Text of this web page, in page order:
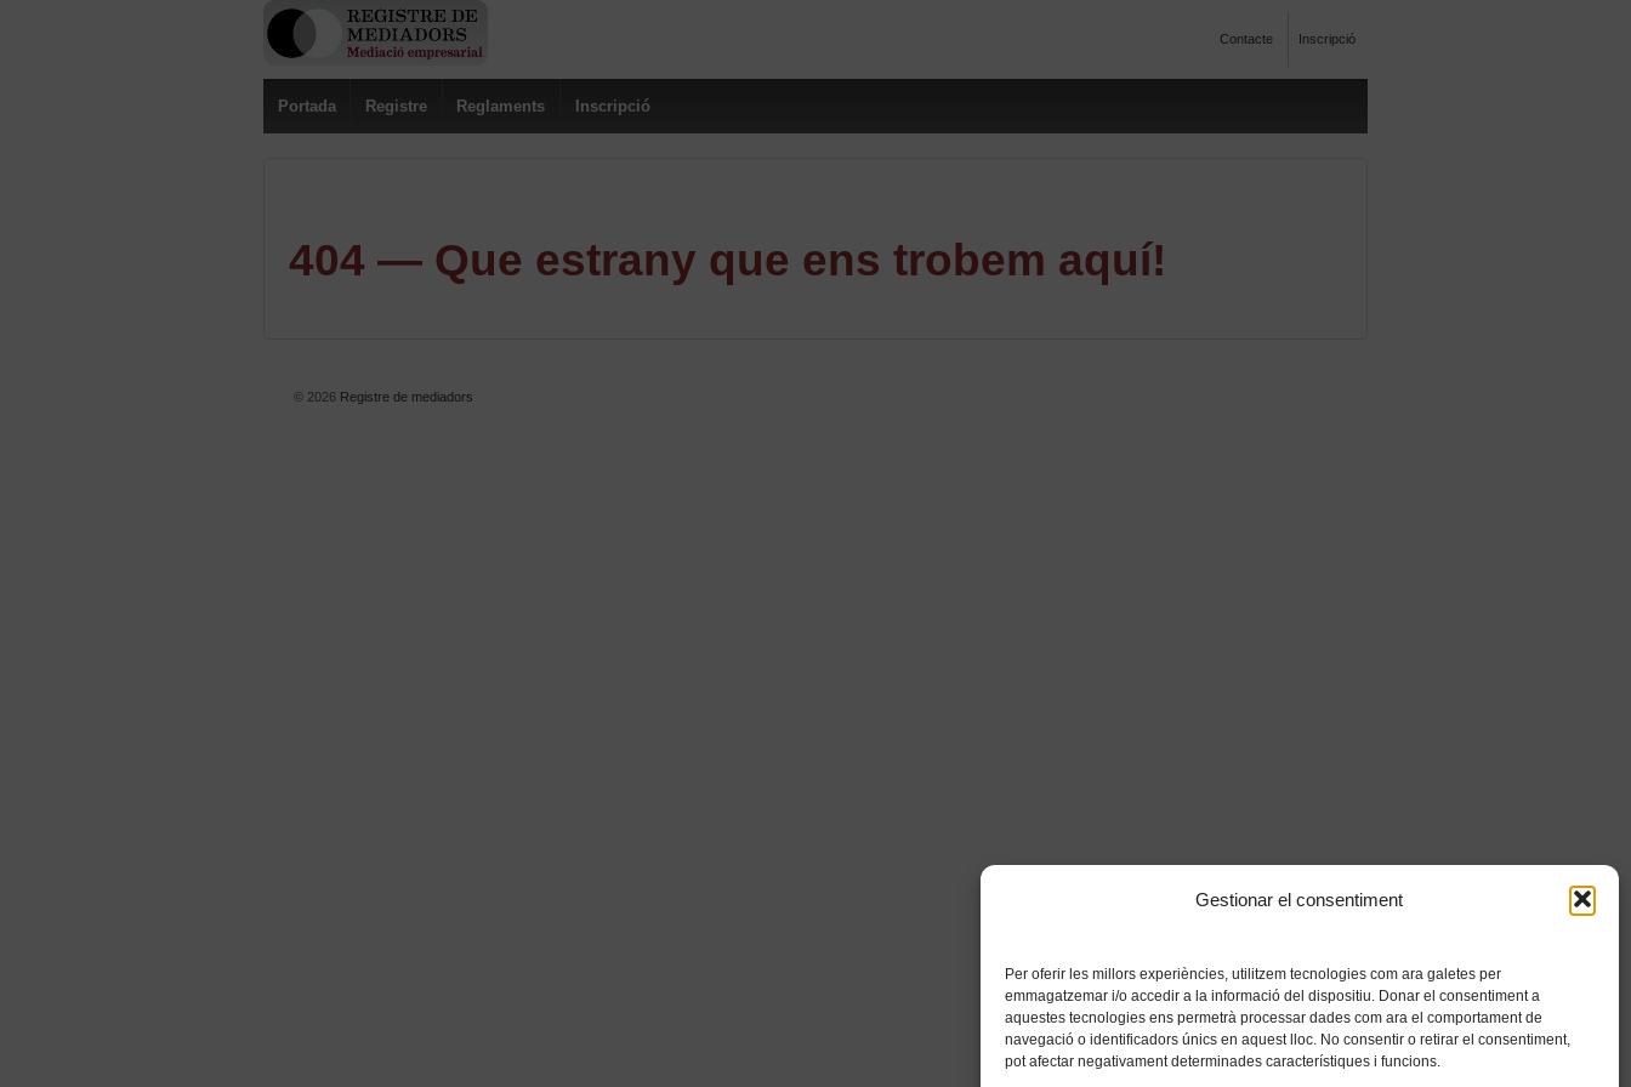
Gestionar el consentiment
Per oferir les millors experiències, utilitzem tecnologies com ara galetes per
emmagatzemar i/o accedir a la informació del dispositiu. Donar el consentiment a
aquestes tecnologies ens permetrà processar dades com ara el comportament de
navegació o identificadors únics en aquest lloc. No consentir o retirar el consentiment,
pot afectar negativament determinades característiques i funcions.
Contacte Inscripció
Portada Registre Reglaments Inscripció
404 — Que estrany que ens trobem aquí!
© 2026 Registre de mediadors